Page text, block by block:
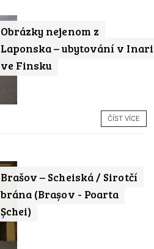
Obrázky nejenom z
Laponska – ubytování v Inari
ve Finsku
ČÍST VÍCE
Brašov – Scheiská / Sirotčí
brána (Brașov - Poarta
Șchei)